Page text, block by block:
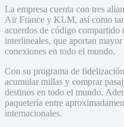
La empresa cuenta con tres
Air France y KLM, así como
acuerdos de código compartido
interlineales, que aportan
conexiones en todo el mundo.
Con su programa de
acumular millas y comprar
destinos en todo el mundo.
paquetería entre
internacionales.